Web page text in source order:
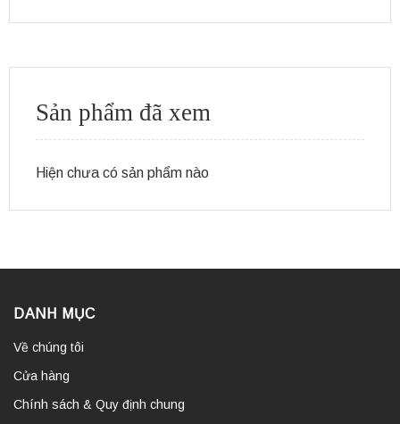
Sản phẩm đã xem
Hiện chưa có sản phẩm nào
DANH MỤC
Về chúng tôi
Cửa hàng
Chính sách & Quy định chung